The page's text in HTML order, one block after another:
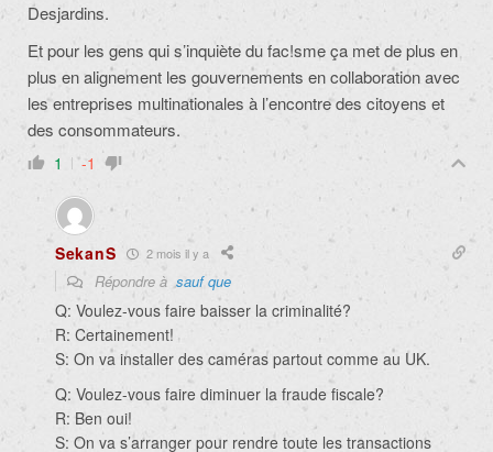
Desjardins.
Et pour les gens qui s’inquiète du fac!sme ça met de plus en
plus en alignement les gouvernements en collaboration avec
les entreprises multinationales à l’encontre des citoyens et
des consommateurs.
1 -1
SekanS 2 mois il y a
Répondre àsauf que
Q: Voulez-vous faire baisser la criminalité?
R: Certainement!
S: On va installer des caméras partout comme au UK.
Q: Voulez-vous faire diminuer la fraude fiscale?
R: Ben oui!
S: On va s’arranger pour rendre toute les transactions